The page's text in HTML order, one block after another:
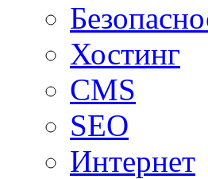
Хостинг
CMS
SEO
Интернет